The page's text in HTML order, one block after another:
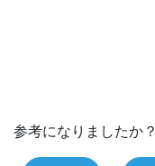
参考になりましたか？